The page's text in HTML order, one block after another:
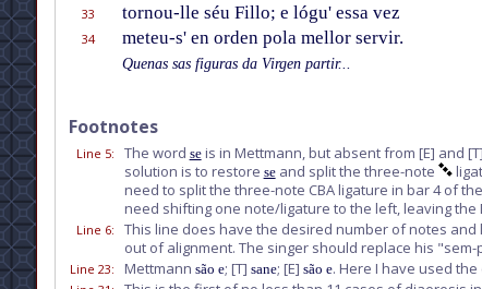
33
tornou-lle séu Fillo; e lógu' essa vez
34
meteu-s' en orden pola mellor servir.
Quenas sas figuras da Virgen partir...
Footnotes
Line 5: The word seis in Mettmann, but absent from [E] and [T]
solution is to restore seand split the three-note
need to split the three-note CBA ligature in bar 4 of
need shifting one note/ligature to the left, leaving the
Line 6: This line does have the desired number of notes
out of alignment. The singer should replace his
Line 23: Mettmann são e; [T] sane; [E] são e. Here I have used